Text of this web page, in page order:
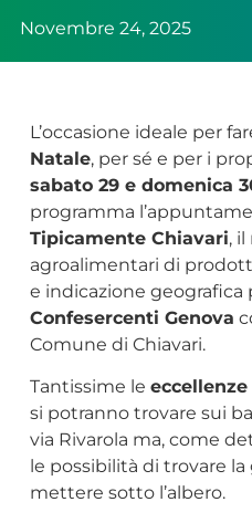
Novembre 24, 2025
L’occasione ideale per
Natale, per sé e per i
sabato 29 e domenica
programma
Tipicamente Chiavari,
agroalimentari di
e indicazione
Confesercenti Genova
Comune di Chiavari.
Tantissime le
si potranno trovare sui
via Rivarola ma, come
le possibilità di trovare
mettere sotto l’albero.